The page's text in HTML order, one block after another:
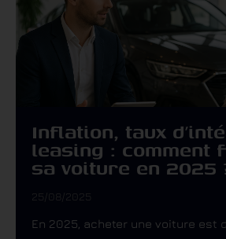
Inflation, taux
leasing : comment
sa voiture en 2025
25/08/2025
En 2025, acheter une voiture est